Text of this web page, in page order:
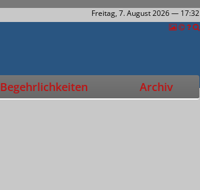
Freitag, 7. August 2026— 17:32
Begehrlichkeiten Archiv